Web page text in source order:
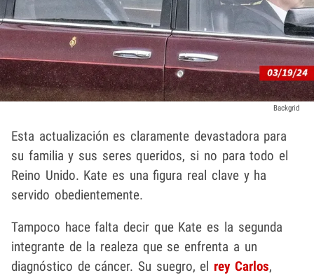
Backgrid
Esta actualización es claramente devastadora para
su familia y sus seres queridos, si no para todo el
Reino Unido. Kate es una figura real clave y ha
servido obedientemente.
Tampoco hace falta decir que Kate es la segunda
integrante de la realeza que se enfrenta a un
diagnóstico de cáncer. Su suegro, el rey Carlos,